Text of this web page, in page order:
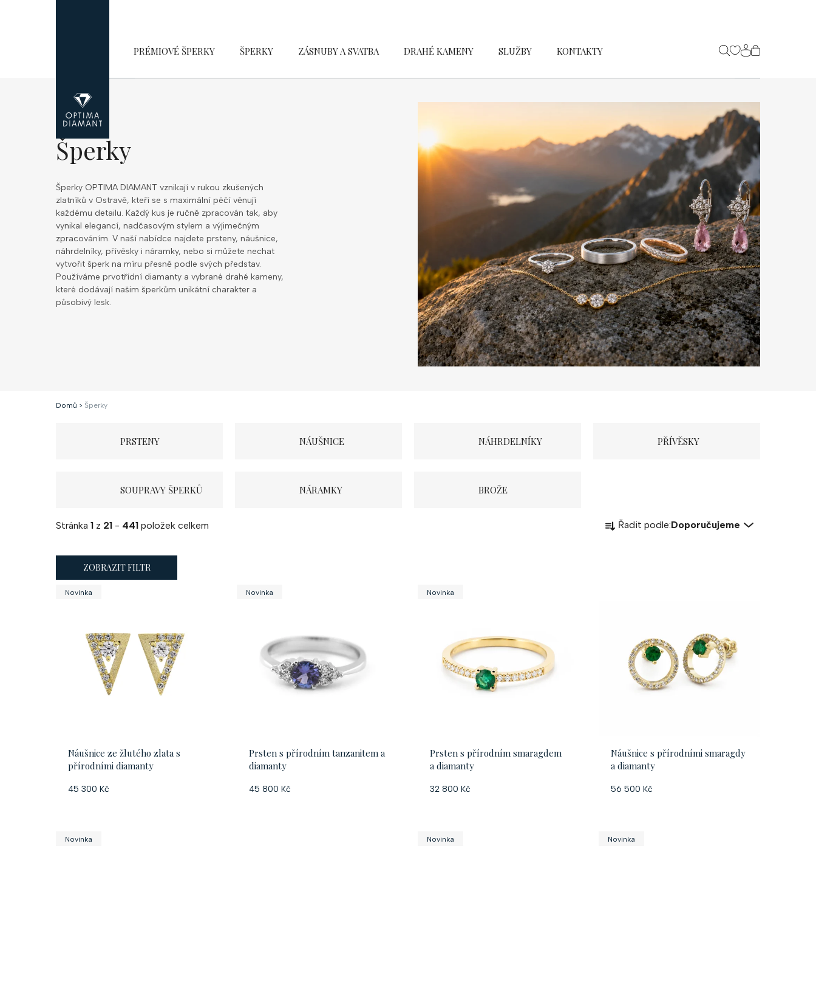
PRÉMIOVÉ ŠPERKY ŠPERKY ZÁSNUBY A SVATBA DRAHÉ KAMENY SLUŽBY KONTAKTY
NÁKUPNÍ
KOŠÍK
Šperky
Šperky OPTIMA DIAMANT vznikají v rukou zkušených
zlatníků v Ostravě, kteří se s maximální péčí věnují
každému detailu. Každý kus je ručně zpracován tak, aby
vynikal elegancí, nadčasovým stylem a výjimečným
zpracováním. V naší nabídce najdete prsteny, náušnice,
náhrdelníky, přívěsky i náramky, nebo si můžete nechat
vytvořit šperk na míru přesně podle svých představ.
Používáme prvotřídní diamanty a vybrané drahé kameny,
které dodávají našim šperkům unikátní charakter a
působivý lesk.
Domů > Šperky
PRSTENY NÁUŠNICE NÁHRDELNÍKY PŘÍVĚSKY
SOUPRAVY ŠPERKŮ NÁRAMKY BROŽE
Stránka 1 z 21 - 441 položek celkem
Ř
o
d
k
Řadit podle:Doporučujeme
ZOBRAZIT FILTR
V
o
Novinka
Náušnice ze žlutého zlata s
přírodními diamanty
45 300 Kč
Novinka
Prsten s přírodním tanzanitem a
diamanty
45 800 Kč
Novinka
Prsten s přírodním smaragdem
a diamanty
32 800 Kč
Náušnice s přírodními smaragdy
a diamanty
56 500 Kč
Novinka Novinka Novinka